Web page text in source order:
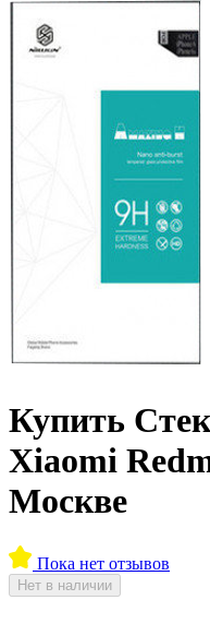
Купить
Xiaomi
Москве
Пока нет отзывов
Нет в наличии